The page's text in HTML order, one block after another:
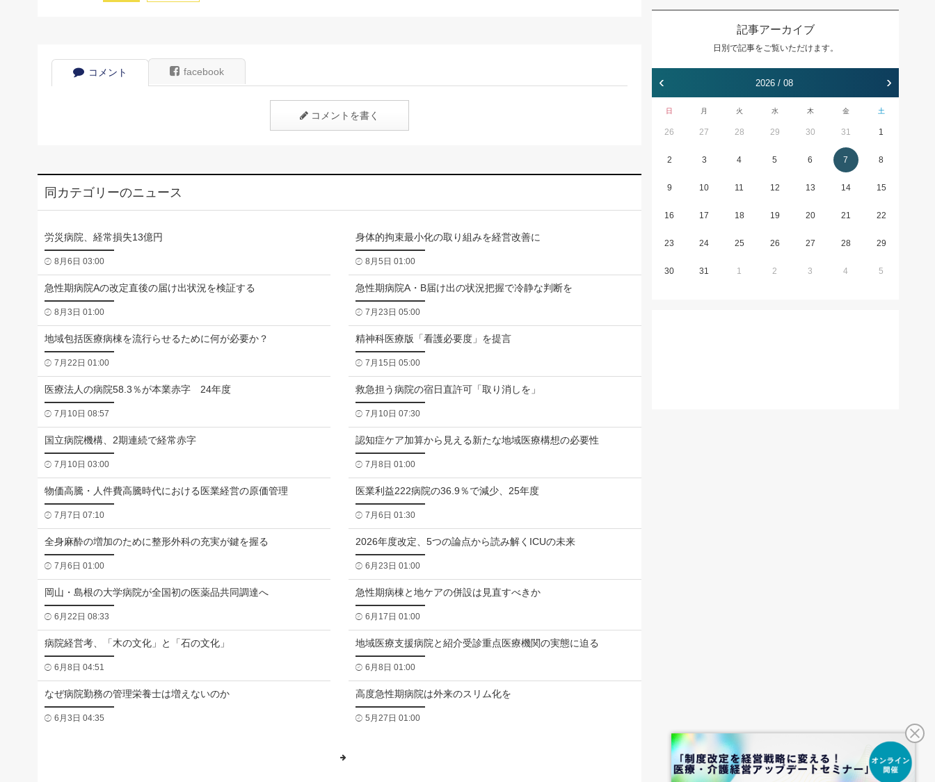
コメント facebook
コメントを書く
同カテゴリーのニュース
労災病院、経常損失13億円
8月6日 03:00
身体的拘束最小化の取り組みを経営改善に
8月5日 01:00
急性期病院Aの改定直後の届け出状況を検証する
8月3日 01:00
急性期病院A・B届け出の状況把握で冷静な判断を
7月23日 05:00
地域包括医療病棟を流行らせるために何が必要か？
7月22日 01:00
精神科医療版「看護必要度」を提言
7月15日 05:00
医療法人の病院58.3％が本業赤字 24年度
7月10日 08:57
救急担う病院の宿日直許可「取り消しを」
7月10日 07:30
国立病院機構、2期連続で経常赤字
7月10日 03:00
認知症ケア加算から見える新たな地域医療構想の必要性
7月8日 01:00
物価高騰・人件費高騰時代における医業経営の原価管理
7月7日 07:10
医業利益222病院の36.9％で減少、25年度
7月6日 01:30
全身麻酔の増加のために整形外科の充実が鍵を握る
7月6日 01:00
2026年度改定、5つの論点から読み解くICUの未来
6月23日 01:00
岡山・島根の大学病院が全国初の医薬品共同調達へ
6月22日 08:33
急性期病棟と地ケアの併設は見直すべきか
6月17日 01:00
病院経営考、「木の文化」と「石の文化」
6月8日 04:51
地域医療支援病院と紹介受診重点医療機関の実態に迫る
6月8日 01:00
なぜ病院勤務の管理栄養士は増えないのか
6月3日 04:35
高度急性期病院は外来のスリム化を
5月27日 01:00
記事アーカイブ
日別で記事をご覧いただけます。
‹ 2026 / 08 ›
日 月 火 水 木 金 土
26 27 28 29 30 31 1
2 3 4 5 6 7 8
9 10 11 12 13 14 15
16 17 18 19 20 21 22
23 24 25 26 27 28 29
30 31 1 2 3 4 5